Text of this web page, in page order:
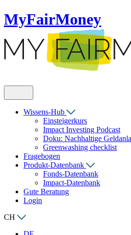
MyFairMoney
Wissens-Hub
Einsteigerkurs
Impact Investing Podcast
Doku: Nachhaltige
Greenwashing checklist
Fragebogen
Produkt-Datenbank
Fonds-Datenbank
Impact-Datenbank
Gute Beratung
Login
CH